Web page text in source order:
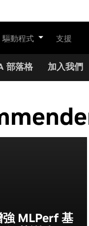
驅動程式 支援
部落格 加入我們
MLPerf 基